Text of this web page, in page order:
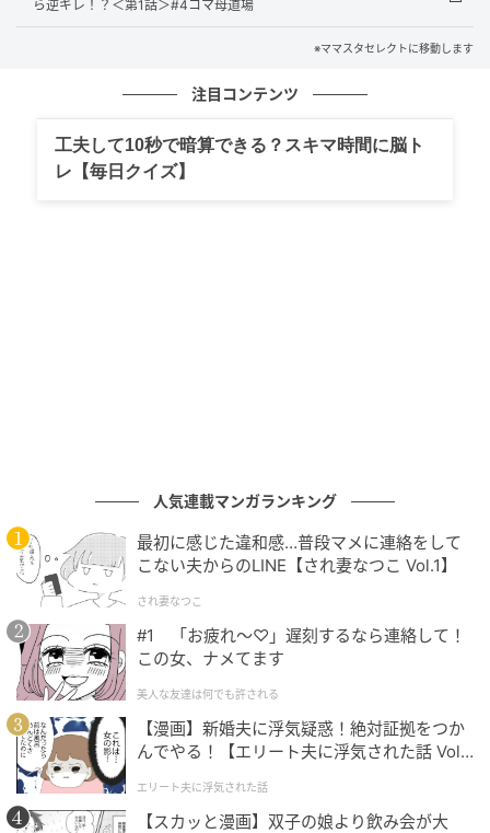
出典：select.mamastar.jp
出典：select.mamastar.jp
ら逆ギレ！？＜第1話＞#4コマ母道場
※ママスタセレクトに移動します
注目コンテンツ
工夫して10秒で暗算できる？スキマ時間に脳ト
レ【毎日クイズ】
人気連載マンガランキング
最初に感じた違和感…普段マメに連絡をして
こない夫からのLINE【され妻なつこ Vol.1】
され妻なつこ
#1 「お疲れ〜♡」遅刻するなら連絡して！
この女、ナメてます
美人な友達は何でも許される
【漫画】新婚夫に浮気疑惑！絶対証拠をつか
んでやる！【エリート夫に浮気された話 Vol.
エリート夫に浮気された話
【スカッと漫画】双子の娘より飲み会が大